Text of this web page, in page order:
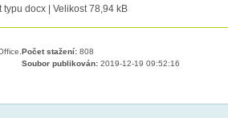
typu docx | Velikost 78,94 kB
Počet stažení:808
Soubor publikován:2019-12-19 09:52:16